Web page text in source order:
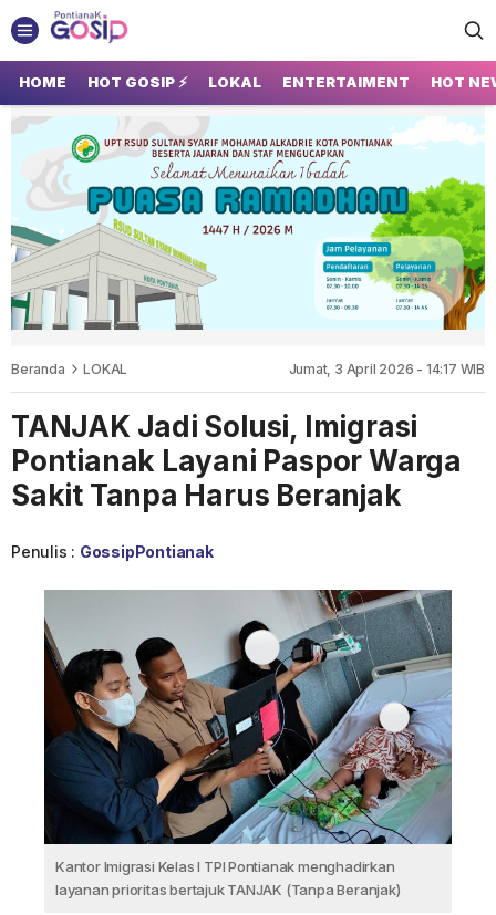
GOSIP PONTIANAK
Tempatnya Gosip Terupdate Pontianak
HOME HOT GOSIP ⚡ LOKAL ENTERTAIMENT HOT
Beranda LOKAL Jumat, 3 April 2026 - 14:17 WIB
TANJAK Jadi Solusi, Imigrasi
Pontianak Layani Paspor Warga
Sakit Tanpa Harus Beranjak
Penulis : GossipPontianak
Kantor Imigrasi Kelas I TPI Pontianak menghadirkan
layanan prioritas bertajuk TANJAK (Tanpa Beranjak)